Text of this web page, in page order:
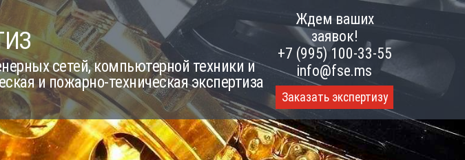
сетей, компьютерной техники и
и пожарно-техническая экспертиза
Ждем ваших
заявок!
+7 (995) 100-33-55
info@fse.ms
Заказать экспертизу